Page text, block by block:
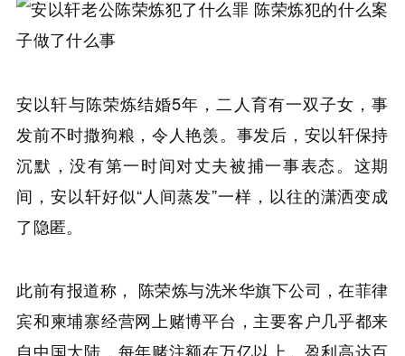
安以轩与陈荣炼结婚5年，二人育有一双子女，事
发前不时撒狗粮，令人艳羡。事发后，安以轩保持
沉默，没有第一时间对丈夫被捕一事表态。这期
间，安以轩好似“人间蒸发”一样，以往的潇洒变成
了隐匿。
此前有报道称， 陈荣炼与洗米华旗下公司，在菲律
宾和柬埔寨经营网上赌博平台，主要客户几乎都来
自中国大陆，每年赌注额在万亿以上、盈利高达百